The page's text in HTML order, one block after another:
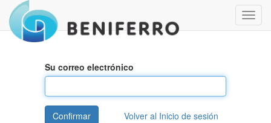
Menú
de
Su correo electrónico
Volver al Inicio de sesión
Confirmar